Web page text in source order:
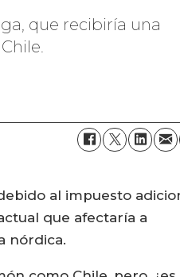
que recibiría una
al impuesto
que afectaría a
nórdica.